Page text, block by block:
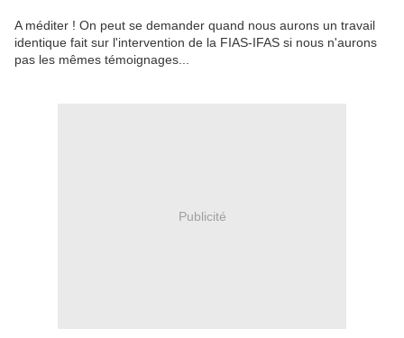
A méditer ! On peut se demander quand nous aurons un travail
identique fait sur l'intervention de la FIAS-IFAS si nous n'aurons
pas les mêmes témoignages...
Publicité